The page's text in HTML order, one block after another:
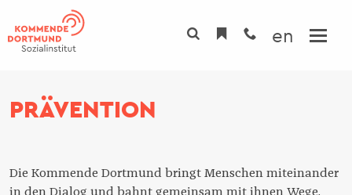
zum
Inhalt
en
INSTITUT
Tagungsräume
PROJEKTE
PRÄVENTION
Die Kommende Dortmund bringt Menschen miteinander
in den Dialog und bahnt gemeinsam mit ihnen Wege,